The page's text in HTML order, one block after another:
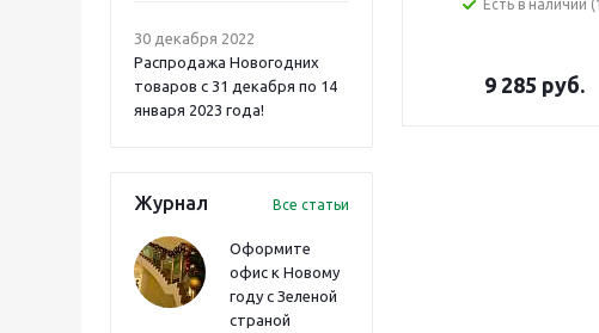
30 декабря 2022
Распродажа Новогодних
товаров с 31 декабря по 14
января 2023 года!
Журнал Все статьи
Оформите
офис к Новому
году с Зеленой
страной
Есть в наличии
9 285 руб.